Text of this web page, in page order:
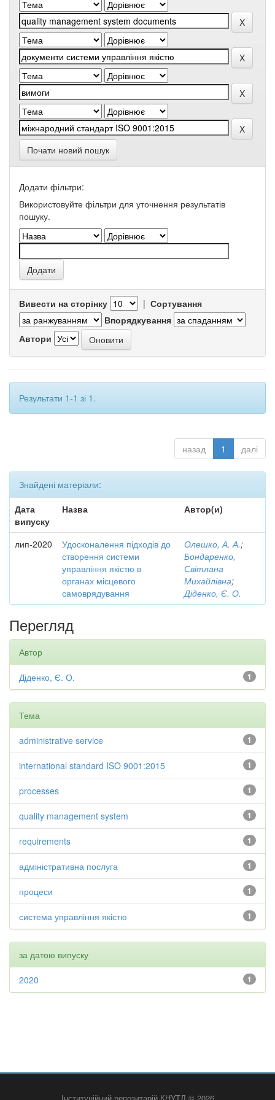
Почати новий пошук
Додати фільтри:
Використовуйте фільтри для уточнення результатів
пошуку.
Вивести на сторінку | Сортування
Впорядкування
Автори
Результати 1-1 зі 1.
назад 1 далі
Знайдені матеріали:
Дата
випуску
Назва Автор(и)
лип-2020
Удосконалення підходів до
створення системи
управління якістю в
органах місцевого
самоврядування
Олешко, А. А.;
Бондаренко,
Світлана
Михайлівна;
Діденко, Є. О.
Перегляд
Автор
1
Діденко, Є. О.
Тема
1
administrative service
1
international standard ISO 9001:2015
1
processes
1
quality management system
1
requirements
1
адміністративна послуга
1
процеси
1
система управління якістю
за датою випуску
1
2020